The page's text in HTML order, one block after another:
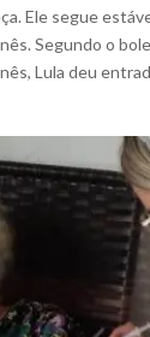
Ele segue
Segundo o
Lula deu